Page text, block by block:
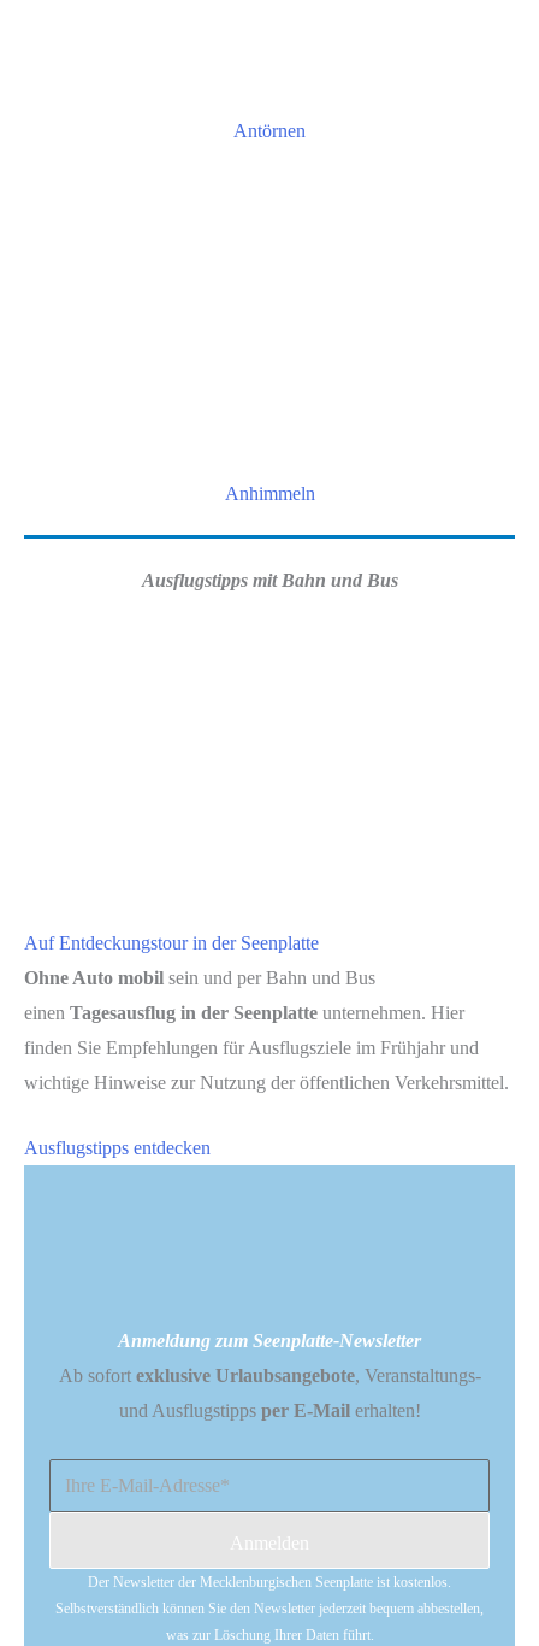
Antörnen
Anhimmeln
Ausflugstipps mit Bahn und Bus
Auf Entdeckungstour in der Seenplatte
Ohne Auto mobil sein und per Bahn und Bus
einen Tagesausflug in der Seenplatte unternehmen. Hier
finden Sie Empfehlungen für Ausflugsziele im Frühjahr und
wichtige Hinweise zur Nutzung der öffentlichen Verkehrsmittel.
Ausflugstipps entdecken
Anmeldung zum Seenplatte-Newsletter
Ab sofort exklusive Urlaubsangebote, Veranstaltungs-
und Ausflugstipps per E-Mailerhalten!
Anmelden
Der Newsletter der Mecklenburgischen Seenplatte ist kostenlos.
Selbstverständlich können Sie den Newsletter jederzeit bequem abbestellen,
was zur Löschung Ihrer Daten führt.